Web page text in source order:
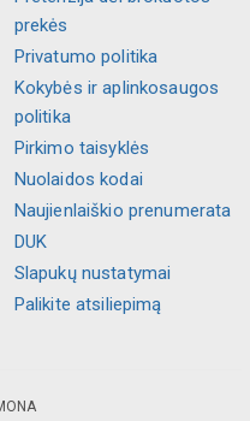
prekės
Privatumo politika
Kokybės ir aplinkosaugos
politika
Pirkimo taisyklės
Nuolaidos kodai
Naujienlaiškio prenumerata
DUK
Slapukų nustatymai
Palikite atsiliepimą